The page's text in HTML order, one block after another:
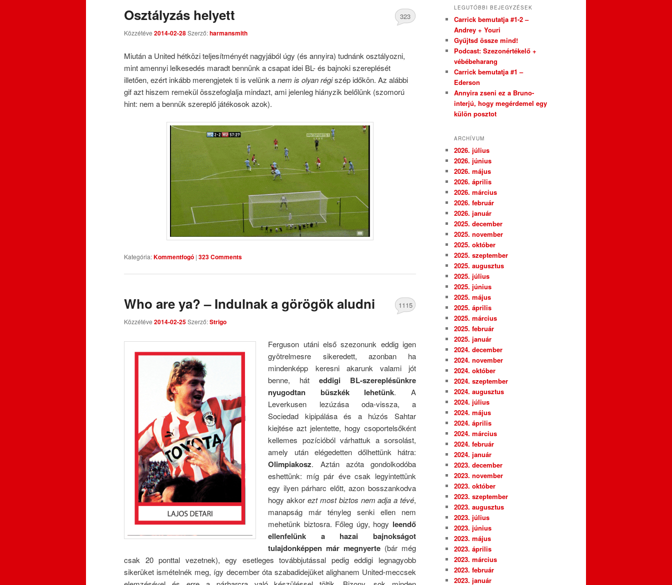
Osztályzás helyett
Közzétéve 2014-02-28Szerző:harmansmith
323
Miután a United hétközi teljesítményét nagyjából úgy (és annyira) tudnánk osztályozni,
mint amennyi lelkesedés maradt bennünk a csapat idei BL- és bajnoki szereplését
illetően, ezért inkább merengjetek ti is velünk anem is olyan régiszép időkön. Az alábbi
gif azt hiszem remekül összefoglalja mindazt, ami jelenleg hiányzik belőlünk (szomorú
hint: nem a bennük szereplő játékosok azok).
Kategória:Kommentfogó | 323 Comments
Who are ya? – Indulnak a görögök aludni
Közzétéve 2014-02-25Szerző:Strigo
1115
Ferguson utáni első szezonunk eddig igen
gyötrelmesre sikeredett, azonban ha
mindenképp keresni akarunk valami jót
benne, háteddigi BL-szereplésünkre
nyugodtan büszkék lehetünk. A
Leverkusen lezúzása oda-vissza, a
Sociedad kipipálása és a húzós Sahtar
kiejtése azt jelentette, hogy csoportelsőként
kellemes pozícióból várhattuk a sorsolást,
amely után elégedetten dőlhettünk hátra:
Olimpiakosz. Aztán azóta gondolkodóba
eshettünk: míg pár éve csak legyintettünk
egy ilyen párharc előtt, azon bosszankodva
hogy akkorezt most biztos nem adja a tévé,
manapság már tényleg senki ellen nem
mehetünk biztosra. Főleg úgy, hogy leendő
ellenfelünk a hazai bajnokságot
tulajdonképpen már megnyerte (bár még
csak 20 ponttal vezetnek), egy esetleges továbbjutással pedig eddigi legnagyobb
sikerüket ismételnék meg, így december óta szabadidejüket alighanem United-meccsek
LEGUTÓBBI BEJEGYZÉSEK
Carrick bemutatja #1-2 –
Andrey + Youri
Gyűjtsd össze mind!
Podcast: Szezonértékelő +
vébébeharang
Carrick bemutatja #1 –
Ederson
Annyira zseni ez a Bruno-
interjú, hogy megérdemel egy
külön posztot
ARCHÍVUM
2026. július
2026. június
2026. május
2026. április
2026. március
2026. február
2026. január
2025. december
2025. november
2025. október
2025. szeptember
2025. augusztus
2025. július
2025. június
2025. május
2025. április
2025. március
2025. február
2025. január
2024. december
2024. november
2024. október
2024. szeptember
2024. augusztus
2024. július
2024. május
2024. április
2024. március
2024. február
2024. január
2023. december
2023. november
2023. október
2023. szeptember
2023. augusztus
2023. július
2023. június
2023. május
2023. április
2023. március
2023. február
2023. január